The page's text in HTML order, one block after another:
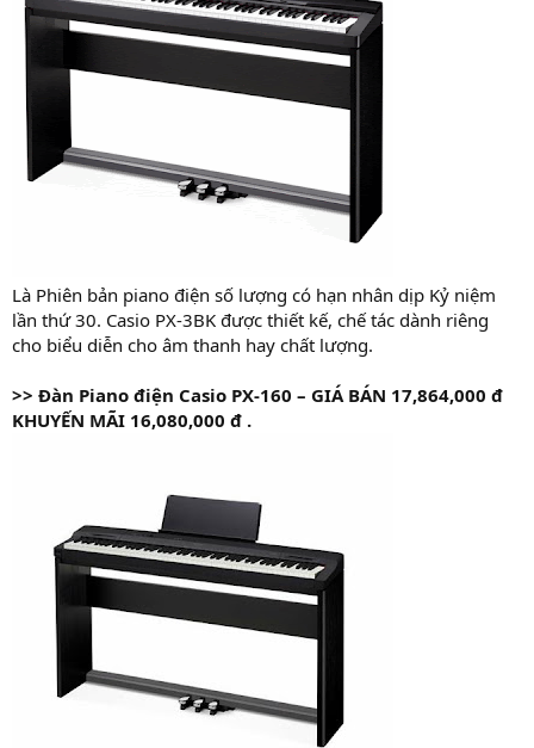
Là Phiên bản piano điện số lượng có hạn nhân dịp Kỷ niệm
lần thứ 30. Casio PX-3BK được thiết kế, chế tác dành riêng
cho biểu diễn cho âm thanh hay chất lượng.
>> Đàn Piano điện Casio PX-160 – GIÁ BÁN 17,864,000 đ
KHUYẾN MÃI 16,080,000 đ .